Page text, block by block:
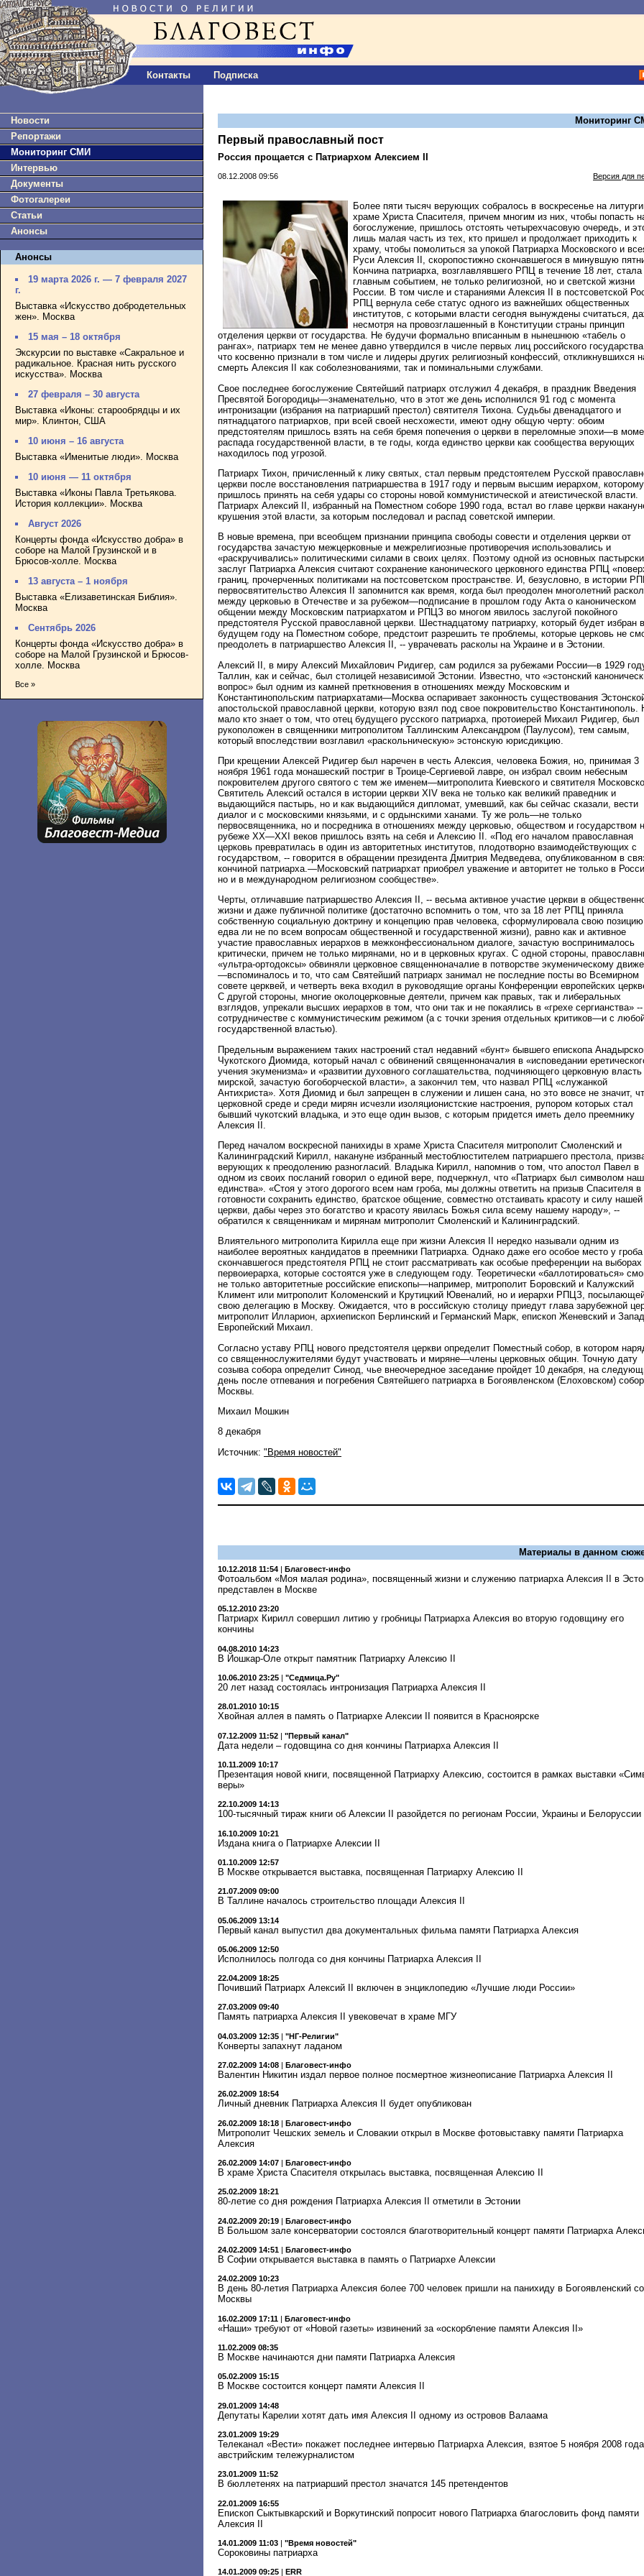
Контакты Подписка
Новости
Репортажи
Мониторинг СМИ
Интервью
Документы
Фотогалереи
Статьи
Анонсы
Анонсы
19 марта 2026 г. — 7 февраля 2027
г.
Выставка «Искусство добродетельных
жен». Москва
15 мая – 18 октября
Экскурсии по выставке «Сакральное и
радикальное. Красная нить русского
искусства». Москва
27 февраля – 30 августа
Выставка «Иконы: старообрядцы и их
мир». Клинтон, США
10 июня – 16 августа
Выставка «Именитые люди». Москва
10 июня — 11 октября
Выставка «Иконы Павла Третьякова.
История коллекции». Москва
Август 2026
Концерты фонда «Искусство добра» в
соборе на Малой Грузинской и в
Брюсов-холле. Москва
13 августа – 1 ноября
Выставка «Елизаветинская Библия».
Москва
Сентябрь 2026
Концерты фонда «Искусство добра» в
соборе на Малой Грузинской и Брюсов-
холле. Москва
Все »
Мониторинг
Первый православный пост
Россия прощается с Патриархом Алексием II
08.12.2008 09:56 Версия для
Более пяти тысяч верующих собралось в воскресенье на
храме Христа Спасителя, причем многим из них, чтобы попасть
богослужение, пришлось отстоять четырехчасовую очередь, и
лишь малая часть из тех, кто пришел и продолжает приходить к
храму, чтобы помолиться за упокой Патриарха Московского и
Руси Алексия II, скоропостижно скончавшегося в минувшую
Кончина патриарха, возглавлявшего РПЦ в течение 18 лет, стала
главным событием, не только религиозной, но и светской жизни
России. В том числе и стараниями Алексия II в постсоветской
РПЦ вернула себе статус одного из важнейших общественных
институтов, с которыми власти сегодня вынуждены считаться,
несмотря на провозглашенный в Конституции страны принцип
отделения церкви от государства. Не будучи формально вписанным в нынешнюю «табель о
рангах», патриарх тем не менее давно утвердился в числе первых лиц российского
что косвенно признали в том числе и лидеры других религиозный конфессий, откликнувшихся
смерть Алексия II как соболезнованиями, так и поминальными службами.
Свое последнее богослужение Святейший патриарх отслужил 4 декабря, в праздник Введения
Пресвятой Богородицы—знаменательно, что в этот же день исполнился 91 год с момента
интронизации (избрания на патриарший престол) святителя Тихона. Судьбы двенадцатого и
пятнадцатого патриархов, при всей своей несхожести, имеют одну общую черту: обоим
предстоятелям пришлось взять на себя бремя попечения о церкви в переломные эпохи—в
распада государственной власти, в те годы, когда единство церкви как сообщества верующих
находилось под угрозой.
Патриарх Тихон, причисленный к лику святых, стал первым предстоятелем Русской
церкви после восстановления патриаршества в 1917 году и первым высшим иерархом, которому
пришлось принять на себя удары со стороны новой коммунистической и атеистической власти.
Патриарх Алексий II, избранный на Поместном соборе 1990 года, встал во главе церкви
крушения этой власти, за которым последовал и распад советской империи.
В новые времена, при всеобщем признании принципа свободы совести и отделения церкви от
государства зачастую межцерковные и межрелигиозные противоречия использовались и
«раскручивались» политическими силами в своих целях. Поэтому одной из основных
заслуг Патриарха Алексия считают сохранение канонического церковного единства РПЦ
границ, прочерченных политиками на постсоветском пространстве. И, безусловно, в истории
первосвятительство Алексия II запомнится как время, когда был преодолен многолетний раскол
между церковью в Отечестве и за рубежом—подписание в прошлом году Акта о каноническом
общении между Московским патриархатом и РПЦЗ во многом явилось заслугой покойного
предстоятеля Русской православной церкви. Шестнадцатому патриарху, который будет избран в
будущем году на Поместном соборе, предстоит разрешить те проблемы, которые церковь не
преодолеть в патриаршество Алексия II, -- уврачевать расколы на Украине и в Эстонии.
Алексий II, в миру Алексий Михайлович Ридигер, сам родился за рубежами России—в 1929
Таллин, как и сейчас, был столицей независимой Эстонии. Известно, что «эстонский
вопрос» был одним из камней преткновения в отношениях между Московским и
Константинопольским патриархатами—Москва оспаривает законность существования
апостольской православной церкви, которую взял под свое покровительство Константинополь.
мало кто знает о том, что отец будущего русского патриарха, протоиерей Михаил Ридигер, был
рукоположен в священники митрополитом Таллинским Александром (Паулусом), тем самым,
который впоследствии возглавил «раскольническую» эстонскую юрисдикцию.
При крещении Алексей Ридигер был наречен в честь Алексия, человека Божия, но, принимая 3
ноября 1961 года монашеский постриг в Троице-Сергиевой лавре, он избрал своим небесным
покровителем другого святого с тем же именем—митрополита Киевского и святителя
Святитель Алексий остался в истории церкви XIV века не только как великий праведник и
выдающийся пастырь, но и как выдающийся дипломат, умевший, как бы сейчас сказали, вести
диалог и с московскими князьями, и с ордынскими ханами. Ту же роль—не только
первосвященника, но и посредника в отношениях между церковью, обществом и государством
рубеже XX—XXI веков пришлось взять на себя и Алексию II. «Под его началом православная
церковь превратилась в один из авторитетных институтов, плодотворно взаимодействующих с
государством, -- говорится в обращении президента Дмитрия Медведева, опубликованном в
кончиной патриарха.—Московский патриархат приобрел уважение и авторитет не только в
но и в международном религиозном сообществе».
Черты, отличавшие патриаршество Алексия II, -- весьма активное участие церкви в
жизни и даже публичной политике (достаточно вспомнить о том, что за 18 лет РПЦ приняла
собственную социальную доктрину и концепцию прав человека, сформулировала свою позицию
едва ли не по всем вопросам общественной и государственной жизни), равно как и активное
участие православных иерархов в межконфессиональном диалоге, зачастую воспринималось
критически, причем не только мирянами, но и в церковных кругах. С одной стороны,
«ультра-ортодоксы» обвиняли церковное священноначалие в потворстве экуменическому
—вспоминалось и то, что сам Святейший патриарх занимал не последние посты во Всемирном
совете церквей, и четверть века входил в руководящие органы Конференции европейских
С другой стороны, многие околоцерковные деятели, причем как правых, так и либеральных
взглядов, упрекали высших иерархов в том, что они так и не покаялись в «грехе сергианства»
сотрудничестве с коммунистическим режимом (а с точки зрения отдельных критиков—и с
государственной властью).
Предельным выражением таких настроений стал недавний «бунт» бывшего епископа
Чукотского Диомида, который начал с обвинений священноначалия в «исповедании
учения экуменизма» и «развитии духовного соглашательства, подчиняющего церковную власть
мирской, зачастую богоборческой власти», а закончил тем, что назвал РПЦ «служанкой
Антихриста». Хотя Диомид и был запрещен в служении и лишен сана, но это вовсе не значит,
церковной среде и среди мирян исчезли изоляционистские настроения, рупором которых стал
бывший чукотский владыка, и это еще один вызов, с которым придется иметь дело преемнику
Алексия II.
Перед началом воскресной панихиды в храме Христа Спасителя митрополит Смоленский и
Калининградский Кирилл, накануне избранный местоблюстителем патриаршего престола,
верующих к преодолению разногласий. Владыка Кирилл, напомнив о том, что апостол Павел в
одном из своих посланий говорил о единой вере, подчеркнул, что «Патриарх был символом
единства». «Стоя у этого дорогого всем нам гроба, мы должны ответить на призыв Спасителя в
готовности сохранить единство, братское общение, совместно отстаивать красоту и силу нашей
церкви, дабы через это богатство и красоту явилась Божья сила всему нашему народу», --
обратился к священникам и мирянам митрополит Смоленский и Калининградский.
Влиятельного митрополита Кирилла еще при жизни Алексия II нередко называли одним из
наиболее вероятных кандидатов в преемники Патриарха. Однако даже его особое место у гроба
скончавшегося предстоятеля РПЦ не стоит рассматривать как особые преференции на выборах
первоиерарха, которые состоятся уже в следующем году. Теоретически «баллотироваться»
не только авторитетные российские епископы—например, митрополит Боровский и Калужский
Климент или митрополит Коломенский и Крутицкий Ювеналий, но и иерархи РПЦЗ,
свою делегацию в Москву. Ожидается, что в российскую столицу приедут глава зарубежной
митрополит Илларион, архиепископ Берлинский и Германский Марк, епископ Женевский и
Европейский Михаил.
Согласно уставу РПЦ нового предстоятеля церкви определит Поместный собор, в котором
со священнослужителями будут участвовать и миряне—члены церковных общин. Точную дату
созыва собора определит Синод, чье внеочередное заседание пройдет 10 декабря, на
день после отпевания и погребения Святейшего патриарха в Богоявленском (Елоховском)
Москвы.
Михаил Мошкин
8 декабря
Источник: "Время новостей"
Материалы в данном
10.12.2018 11:54 | Благовест-инфо
Фотоальбом «Моя малая родина», посвященный жизни и служению патриарха Алексия II в
представлен в Москве
05.12.2010 23:20
Патриарх Кирилл совершил литию у гробницы Патриарха Алексия во вторую годовщину его
кончины
04.08.2010 14:23
В Йошкар-Оле открыт памятник Патриарху Алексию II
10.06.2010 23:25 | "Седмица.Ру"
20 лет назад состоялась интронизация Патриарха Алексия II
28.01.2010 10:15
Хвойная аллея в память о Патриархе Алексии II появится в Красноярске
07.12.2009 11:52 | "Первый канал"
Дата недели – годовщина со дня кончины Патриарха Алексия II
10.11.2009 10:17
Презентация новой книги, посвященной Патриарху Алексию, состоится в рамках выставки
веры»
22.10.2009 14:13
100-тысячный тираж книги об Алексии II разойдется по регионам России, Украины и Белоруссии
16.10.2009 10:21
Издана книга о Патриархе Алексии II
01.10.2009 12:57
В Москве открывается выставка, посвященная Патриарху Алексию II
21.07.2009 09:00
В Таллине началось строительство площади Алексия II
05.06.2009 13:14
Первый канал выпустил два документальных фильма памяти Патриарха Алексия
05.06.2009 12:50
Исполнилось полгода со дня кончины Патриарха Алексия II
22.04.2009 18:25
Почивший Патриарх Алексий II включен в энциклопедию «Лучшие люди России»
27.03.2009 09:40
Память патриарха Алексия II увековечат в храме МГУ
04.03.2009 12:35 | "НГ-Религии"
Конверты запахнут ладаном
27.02.2009 14:08 | Благовест-инфо
Валентин Никитин издал первое полное посмертное жизнеописание Патриарха Алексия II
26.02.2009 18:54
Личный дневник Патриарха Алексия II будет опубликован
26.02.2009 18:18 | Благовест-инфо
Митрополит Чешских земель и Словакии открыл в Москве фотовыставку памяти Патриарха
Алексия
26.02.2009 14:07 | Благовест-инфо
В храме Христа Спасителя открылась выставка, посвященная Алексию II
25.02.2009 18:21
80-летие со дня рождения Патриарха Алексия II отметили в Эстонии
24.02.2009 20:19 | Благовест-инфо
В Большом зале консерватории состоялся благотворительный концерт памяти Патриарха
24.02.2009 14:51 | Благовест-инфо
В Софии открывается выставка в память о Патриархе Алексии
24.02.2009 10:23
В день 80-летия Патриарха Алексия более 700 человек пришли на панихиду в Богоявленский
Москвы
16.02.2009 17:11 | Благовест-инфо
«Наши» требуют от «Новой газеты» извинений за «оскорбление памяти Алексия II»
11.02.2009 08:35
В Москве начинаются дни памяти Патриарха Алексия
05.02.2009 15:15
В Москве состоится концерт памяти Алексия II
29.01.2009 14:48
Депутаты Карелии хотят дать имя Алексия II одному из островов Валаама
23.01.2009 19:29
Телеканал «Вести» покажет последнее интервью Патриарха Алексия, взятое 5 ноября 2008 года
австрийским тележурналистом
23.01.2009 11:52
В бюллетенях на патриарший престол значатся 145 претендентов
22.01.2009 16:55
Епископ Сыктывкарский и Воркутинский попросит нового Патриарха благословить фонд памяти
Алексия II
14.01.2009 11:03 | "Время новостей"
Сороковины патриарха
14.01.2009 09:25 ERR